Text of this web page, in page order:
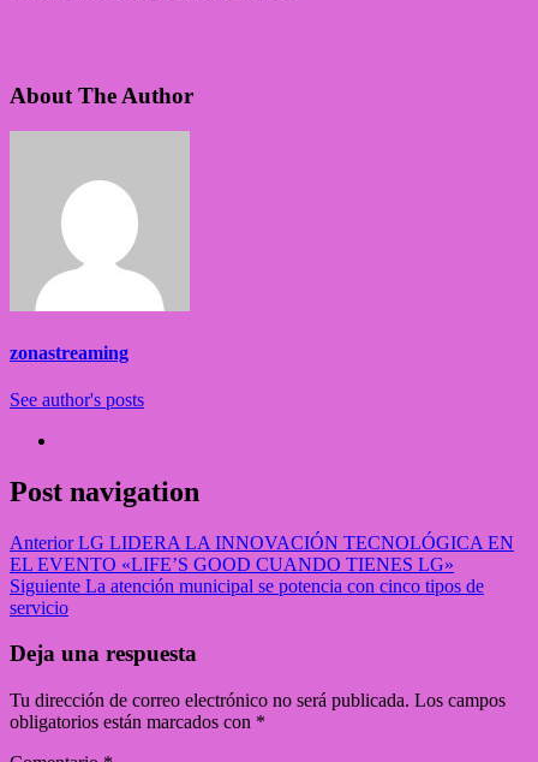
About The Author
zonastreaming
See author's posts
Post navigation
AnteriorLG LIDERA LA INNOVACIÓN TECNOLÓGICA EN
EL EVENTO «LIFE’S GOOD CUANDO TIENES LG»
Siguiente La atención municipal se potencia con cinco tipos de
servicio
Deja una respuesta
Tu dirección de correo electrónico no será publicada. Los campos
obligatorios están marcados con *